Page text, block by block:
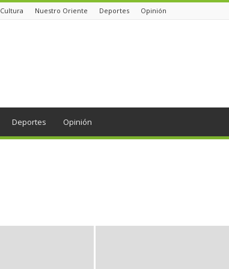
Cultura Nuestro Oriente Deportes Opinión
Deportes Opinión
Municipios Nuestro Oriente Opinión
Orden público